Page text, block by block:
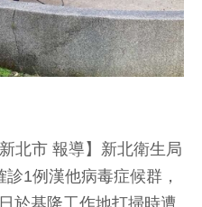
北市 報導】新北衛生局
1例漢他病毒症候群，